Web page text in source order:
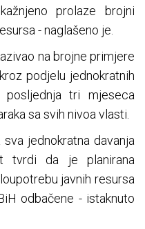
prolaze brojni
- naglašeno je.
na brojne primjere
podjelu jednokratnih
tri mjeseca
sa svih nivoa vlasti.
jednokratna davanja
tvrdi da je planirana
javnih resursa
odbačene - istaknuto